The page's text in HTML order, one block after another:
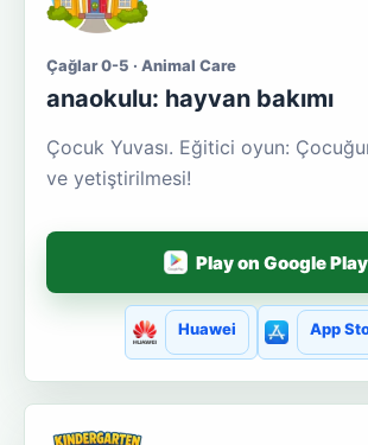
Çağlar 0-5 · Animal Care
anaokulu: hayvan bakımı
Çocuk Yuvası. Eğitici oyun:
ve yetiştirilmesi!
Play on Google Play
Huawei App